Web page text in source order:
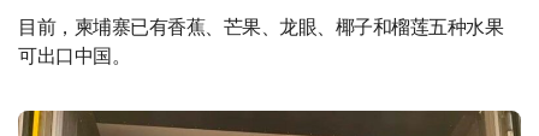
目前，柬埔寨已有香蕉、芒果、龙眼、椰子和榴莲五种水果
可出口中国。